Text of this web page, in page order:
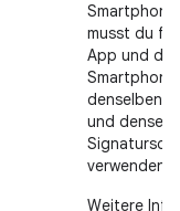
musst du
App und die
denselben
und
verwenden.
Weitere